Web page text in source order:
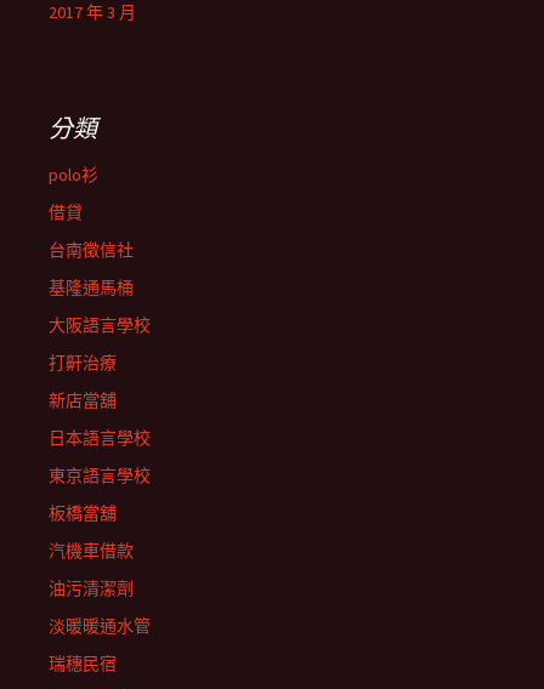
2017 年 3 月
分類
polo衫
借貸
台南徵信社
基隆通馬桶
大阪語言學校
打鼾治療
新店當舖
日本語言學校
東京語言學校
板橋當舖
汽機車借款
油污清潔劑
淡暖暖通水管
瑞穗民宿